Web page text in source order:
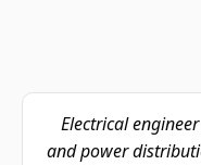
Electrical
and power